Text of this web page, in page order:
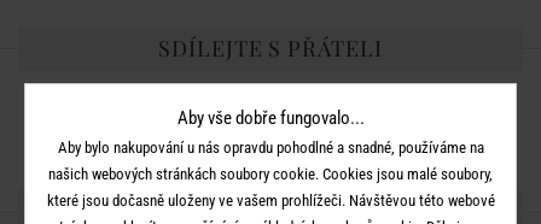
SDÍLEJTE S PŘÁTELI
DALŠÍ PRODUKTY ZE SÉRIE
Aby vše dobře fungovalo...
Aby bylo nakupování u nás opravdu pohodlné a snadné, používáme na
našich webových stránkách soubory cookie. Cookies jsou malé soubory,
které jsou dočasně uloženy ve vašem prohlížeči. Návštěvou této webové